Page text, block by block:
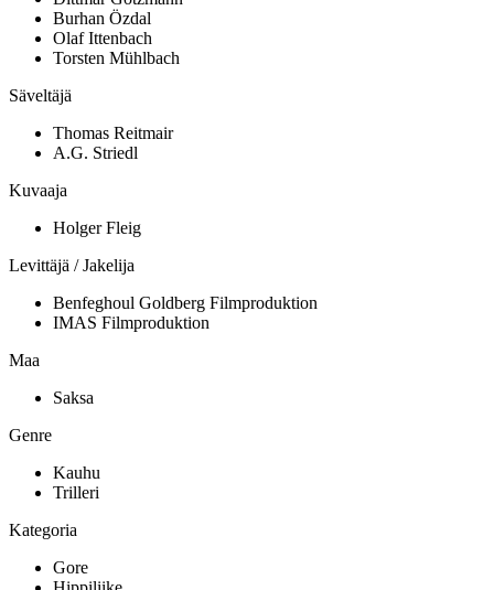
Burhan Özdal
Olaf Ittenbach
Torsten Mühlbach
Säveltäjä
Thomas Reitmair
A.G. Striedl
Kuvaaja
Holger Fleig
Levittäjä / Jakelija
Benfeghoul Goldberg Filmproduktion
IMAS Filmproduktion
Maa
Saksa
Genre
Kauhu
Trilleri
Kategoria
Gore